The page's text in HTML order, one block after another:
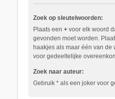
Zoek op sleutelwoorden:
Plaats een +voor elk woord
gevonden moet worden.
haakjes als maar één van
voor gedeeltelijke
Zoek naar auteur:
Gebruik * als een joker voor